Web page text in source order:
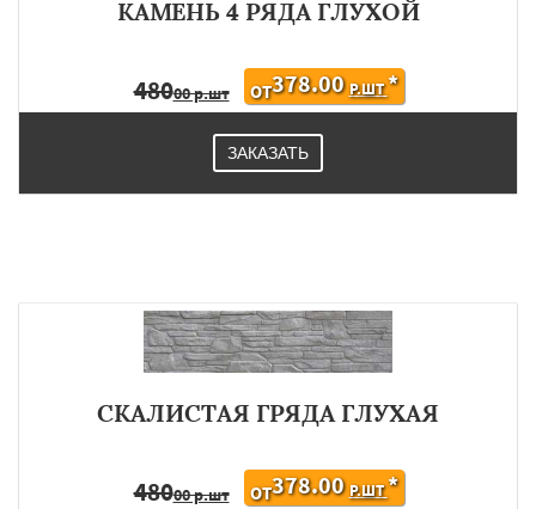
КАМЕНЬ 4 РЯДА ГЛУХОЙ
48000 р.шт ОТ378.00 Р.ШТ*
ЗАКАЗАТЬ
СКАЛИСТАЯ ГРЯДА ГЛУХАЯ
48000 р.шт ОТ378.00 Р.ШТ*